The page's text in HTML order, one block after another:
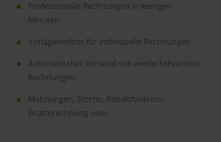
Professionelle Rechnungen in wenigen
Minuten
Vorlageneditor für individuelle Rechnungen
Automatischer Versand von wiederkehrenden
Rechnungen
Mahnungen, Storno, Rabattfunktion,
Bruttorechnung uvm.